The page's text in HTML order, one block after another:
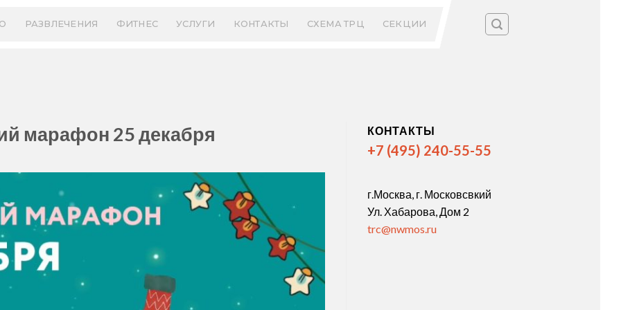
РАЗВЛЕЧЕНИЯ ФИТНЕС УСЛУГИ КОНТАКТЫ СХЕМА ТРЦ СЕКЦИИ
марафон 25 декабря КОНТАКТЫ
+7 (495) 240-55-55
г.Москва, г. Московсвкий
Ул. Хабарова, Дом 2
trc@nwmos.ru